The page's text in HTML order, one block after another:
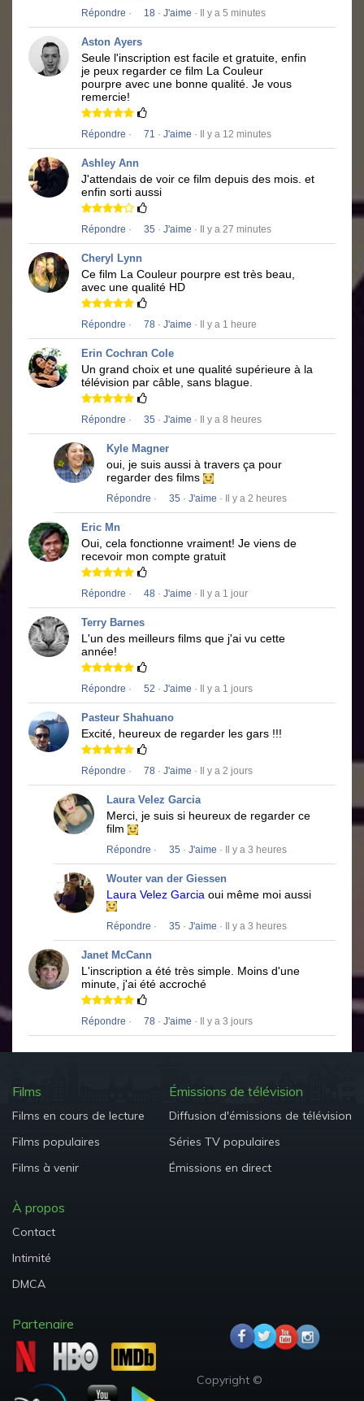
Répondre · 18 · J'aime · Il y a 5 minutes
Aston Ayers
Seule l'inscription est facile et gratuite, enfin
je peux regarder ce film La Couleur
pourpre avec une bonne qualité. Je vous
remercie!
Répondre · 71 · J'aime · Il y a 12 minutes
Ashley Ann
J'attendais de voir ce film depuis des mois. et
enfin sorti aussi
Répondre · 35 · J'aime · Il y a 27 minutes
Cheryl Lynn
Ce film La Couleur pourpre est très beau,
avec une qualité HD
Répondre · 78 · J'aime · Il y a 1 heure
Erin Cochran Cole
Un grand choix et une qualité supérieure à la
télévision par câble, sans blague.
Répondre · 35 · J'aime · Il y a 8 heures
Kyle Magner
oui, je suis aussi à travers ça pour
regarder des films
Répondre · 35 · J'aime · Il y a 2 heures
Eric Mn
Oui, cela fonctionne vraiment! Je viens de
recevoir mon compte gratuit
Répondre · 48 · J'aime · Il y a 1 jour
Terry Barnes
L'un des meilleurs films que j'ai vu cette
année!
Répondre · 52 · J'aime · Il y a 1 jours
Pasteur Shahuano
Excité, heureux de regarder les gars !!!
Répondre · 78 · J'aime · Il y a 2 jours
Laura Velez Garcia
Merci, je suis si heureux de regarder ce
film
Répondre · 35 · J'aime · Il y a 3 heures
Wouter van der Giessen
Laura Velez Garcia oui même moi aussi
Répondre · 35 · J'aime · Il y a 3 heures
Janet McCann
L'inscription a été très simple. Moins d'une
minute, j'ai été accroché
Répondre · 78 · J'aime · Il y a 3 jours
Films
Films en cours de lecture
Films populaires
Films à venir
Émissions de télévision
Diffusion d'émissions de télévision
Séries TV populaires
Émissions en direct
À propos
Contact
Intimité
DMCA
Partenaire
Copyright ©